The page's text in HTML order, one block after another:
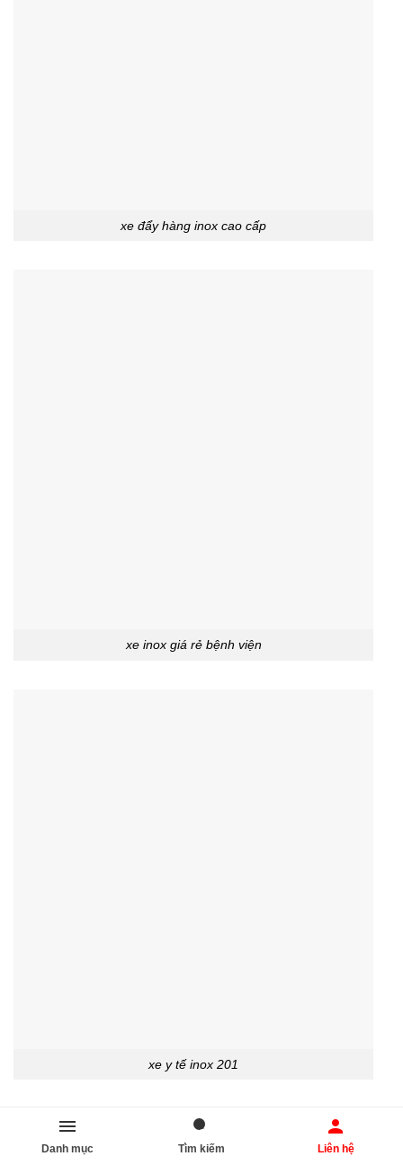
xe đẩy hàng inox cao cấp
xe inox giá rẻ bệnh viện
xe y tế inox 201
Danh mục Tìm kiếm Liên hệ